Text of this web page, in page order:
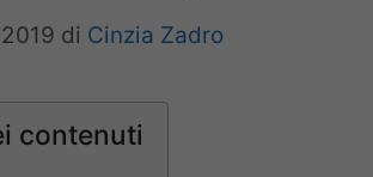
di Cinzia Zadro
contenuti